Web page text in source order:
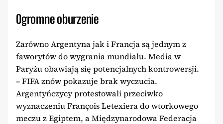
Ogromne oburzenie
Zarówno Argentyna jak i Francja są jednym z
faworytów do wygrania mundialu. Media w
Paryżu obawiają się potencjalnych kontrowersji.
– FIFA znów pokazuje brak wyczucia.
Argentyńczycy protestowali przeciwko
wyznaczeniu François Letexiera do wtorkowego
meczu z Egiptem, a Międzynarodowa Federacja